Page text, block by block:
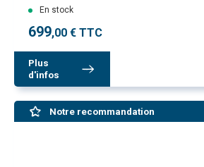
En stock
699,00 € TTC
Plus
d'infos
Notre recommandation